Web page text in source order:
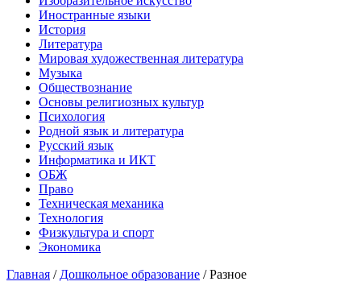
Иностранные языки
История
Литература
Мировая художественная литература
Музыка
Обществознание
Основы религиозных культур
Психология
Родной язык и литература
Русский язык
Информатика и ИКТ
ОБЖ
Право
Техническая механика
Технология
Физкультура и спорт
Экономика
Главная / Дошкольное образование /Разное